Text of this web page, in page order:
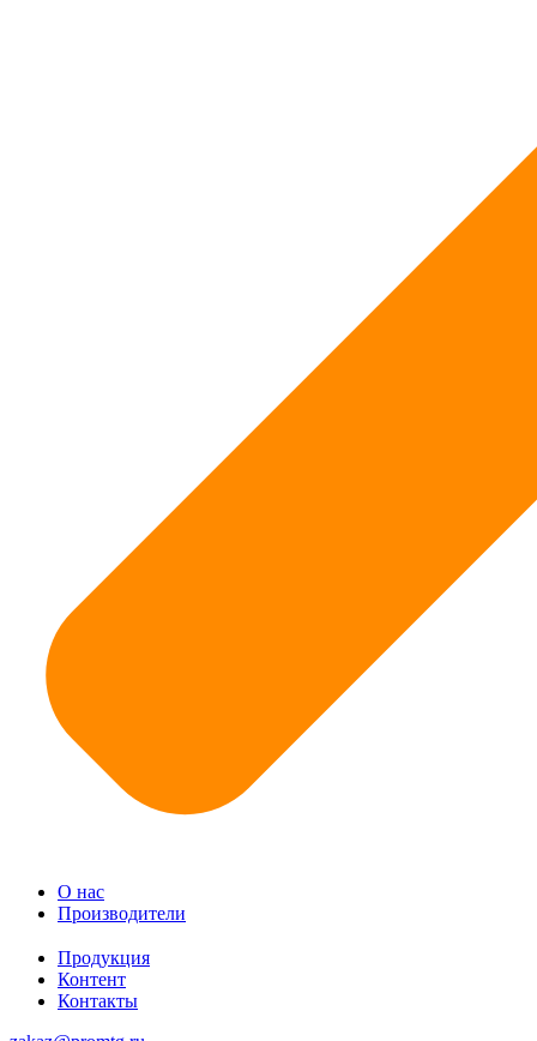
О нас
Производители
Продукция
Контент
Контакты